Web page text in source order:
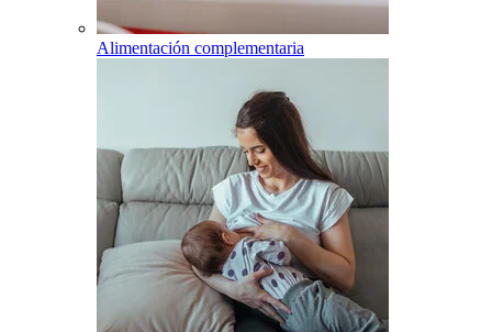
Alimentación complementaria